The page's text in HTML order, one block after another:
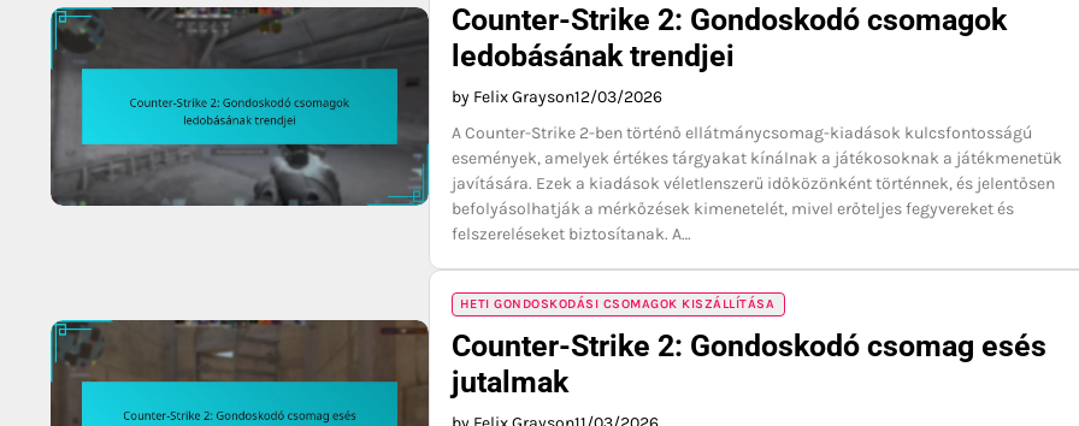
Counter-Strike 2: Gondoskodó csomagok
ledobásának trendjei
by Felix Grayson12/03/2026
A Counter-Strike 2-ben történő ellátmánycsomag-kiadások kulcsfontosságú
események, amelyek értékes tárgyakat kínálnak a játékosoknak a játékmenetük
javítására. Ezek a kiadások véletlenszerű időközönként történnek, és jelentősen
befolyásolhatják a mérkőzések kimenetelét, mivel erőteljes fegyvereket és
felszereléseket biztosítanak. A…
HETI GONDOSKODÁSI CSOMAGOK KISZÁLLÍTÁSA
Counter-Strike 2: Gondoskodó csomag esés
jutalmak